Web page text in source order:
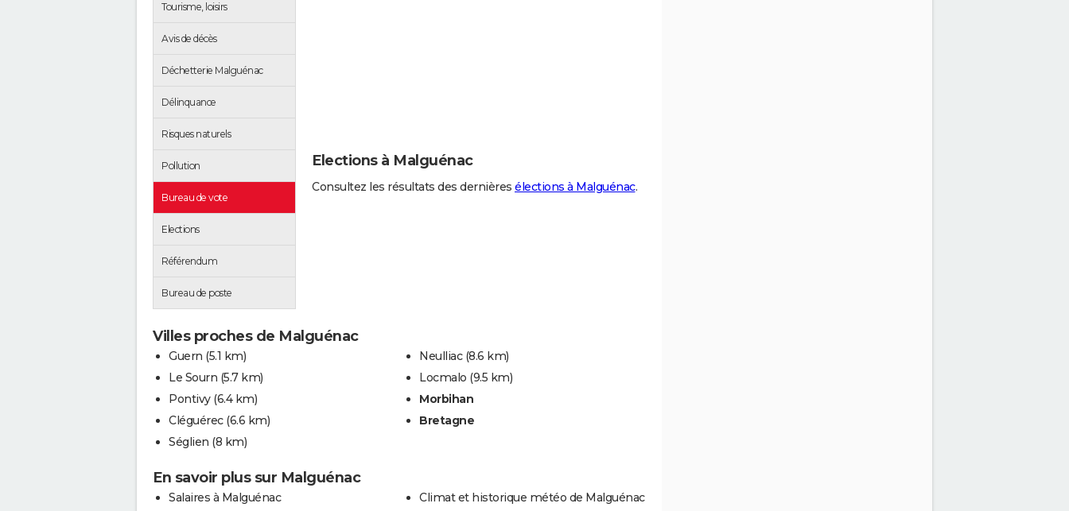
Tourisme, loisirs
Avis de décès
Déchetterie Malguénac
Délinquance
Risques naturels
Pollution
Bureau de vote
Elections
Référendum
Bureau de poste
Elections à Malguénac
Consultez les résultats des dernières élections à Malguénac.
Villes proches de Malguénac
Guern (5.1 km)
Le Sourn (5.7 km)
Pontivy (6.4 km)
Cléguérec (6.6 km)
Séglien (8 km)
Neulliac (8.6 km)
Locmalo (9.5 km)
Morbihan
Bretagne
En savoir plus sur Malguénac
Salaires à Malguénac
Climat et historique météo de Malguénac